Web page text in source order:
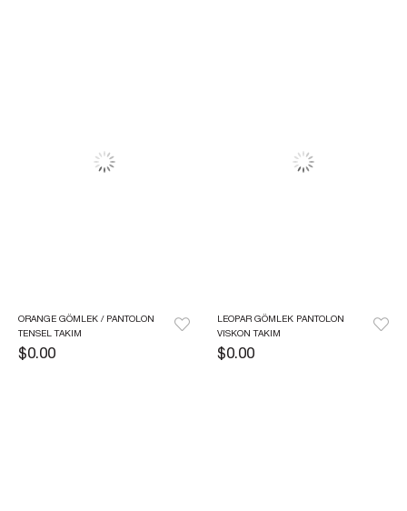
ORANGE GÖMLEK / PANTOLON
TENSEL TAKIM
$0.00
LEOPAR GÖMLEK PANTOLON
VISKON TAKIM
$0.00